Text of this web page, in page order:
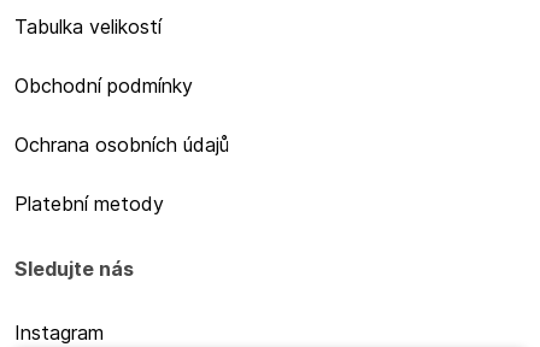
Tabulka velikostí
Obchodní podmínky
Ochrana osobních údajů
Platební metody
Sledujte nás
Instagram